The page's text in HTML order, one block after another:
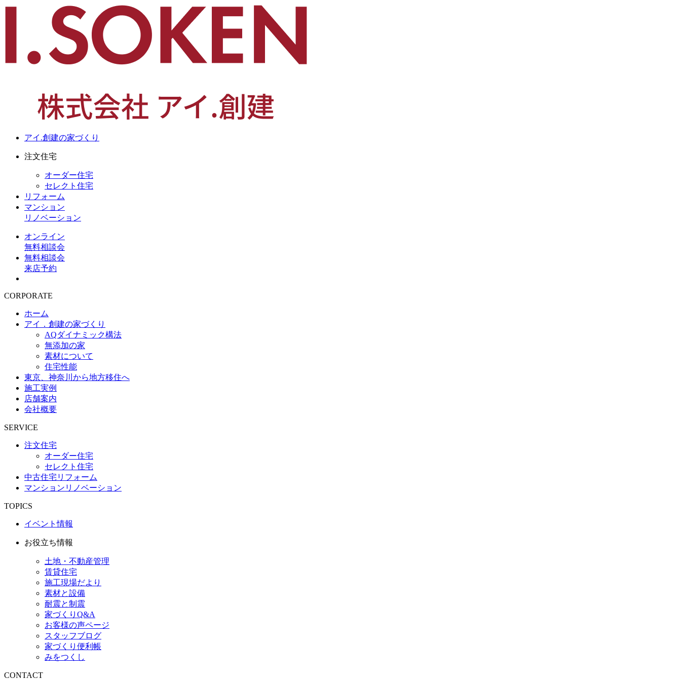
アイ.創建の家づくり
注文住宅
オーダー住宅
セレクト住宅
リフォーム
マンション
リノベーション
オンライン
無料相談会
無料相談会
来店予約
CORPORATE
ホーム
アイ．創建の家づくり
AQダイナミック構法
無添加の家
素材について
住宅性能
東京、神奈川から地方移住へ
施工実例
店舗案内
会社概要
SERVICE
注文住宅
オーダー住宅
セレクト住宅
中古住宅リフォーム
マンションリノベーション
TOPICS
イベント情報
お役立ち情報
土地・不動産管理
賃貸住宅
施工現場だより
素材と設備
耐震と制震
家づくりQ&A
お客様の声ページ
スタッフブログ
家づくり便利帳
みをつくし
CONTACT